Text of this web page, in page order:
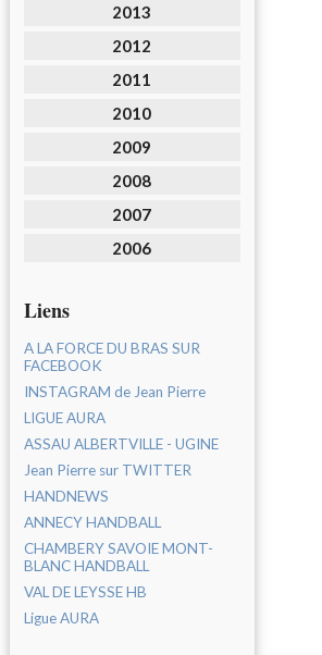
2013
2012
2011
2010
2009
2008
2007
2006
Liens
A LA FORCE DU BRAS SUR
FACEBOOK
INSTAGRAM de Jean Pierre
LIGUE AURA
ASSAU ALBERTVILLE - UGINE
Jean Pierre sur TWITTER
HANDNEWS
ANNECY HANDBALL
CHAMBERY SAVOIE MONT-
BLANC HANDBALL
VAL DE LEYSSE HB
Ligue AURA